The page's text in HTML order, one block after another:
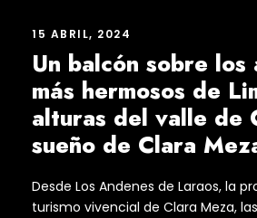
15 ABRIL, 2024
Un balcón sobre los
más hermosos de
alturas del valle de
sueño de Clara
Desde Los Andenes de Laraos, la
turismo vivencial de Clara Meza,